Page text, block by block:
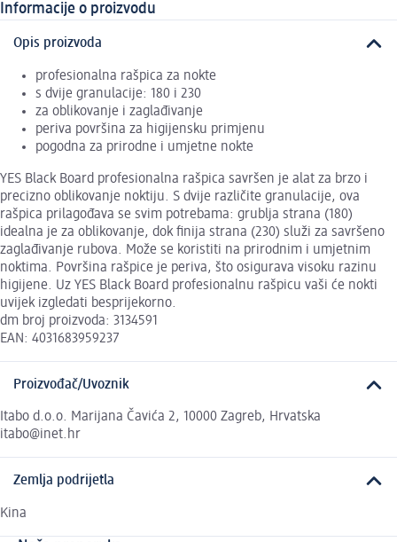
Informacije o proizvodu
Opis proizvoda
profesionalna rašpica za nokte
s dvije granulacije: 180 i 230
za oblikovanje i zaglađivanje
periva površina za higijensku primjenu
pogodna za prirodne i umjetne nokte
YES Black Board profesionalna rašpica savršen je alat za brzo i
precizno oblikovanje noktiju. S dvije različite granulacije, ova
rašpica prilagođava se svim potrebama: grublja strana (180)
idealna je za oblikovanje, dok finija strana (230) služi za savršeno
zaglađivanje rubova. Može se koristiti na prirodnim i umjetnim
noktima. Površina rašpice je periva, što osigurava visoku razinu
higijene. Uz YES Black Board profesionalnu rašpicu vaši će nokti
uvijek izgledati besprijekorno.
dm broj proizvoda: 3134591
EAN: 4031683959237
Proizvođač/Uvoznik
Itabo d.o.o. Marijana Čavića 2, 10000 Zagreb, Hrvatska
itabo@inet.hr
Zemlja podrijetla
Kina